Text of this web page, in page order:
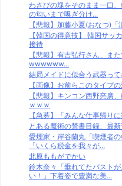
わさびの塊をそのまま一口
の匂いまで嗅ぎ分け...
【悲報】加藤小夏(おなつ)
【韓国の得意技】 韓国サ
接待
【悲報】有吉弘行さん、
wwwwww...
結局メイドに似合う武器っ
【画像】お前らこのタイプ
【悲報】キンコン西野亮廣
ｗｗｗ
【急募】「みんな仕事帰り
とある魔術の禁書目録、最
愛煙家・岸谷蘭丸「喫煙者
「いくら税金を我々が...
北原ももがでかい
鈴木奈々「垂れてたバスト
い！」下着姿で豊満な美...